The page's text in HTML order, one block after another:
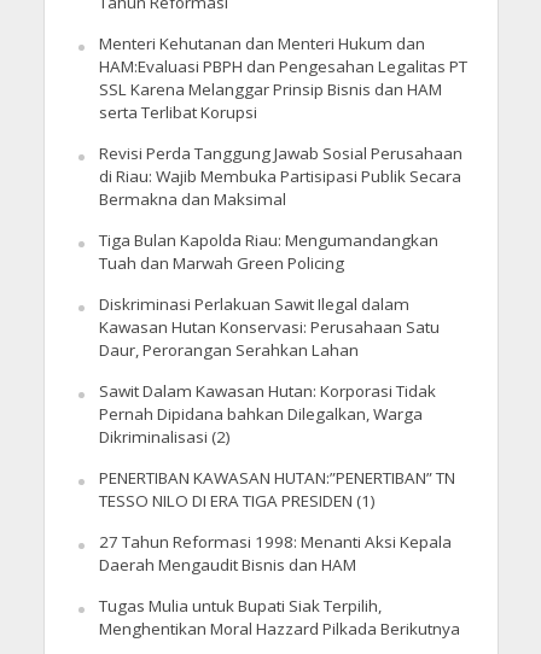
Menteri Kehutanan dan Menteri Hukum dan
HAM:Evaluasi PBPH dan Pengesahan Legalitas PT
SSL Karena Melanggar Prinsip Bisnis dan HAM
serta Terlibat Korupsi
Revisi Perda Tanggung Jawab Sosial Perusahaan
di Riau: Wajib Membuka Partisipasi Publik Secara
Bermakna dan Maksimal
Tiga Bulan Kapolda Riau: Mengumandangkan
Tuah dan Marwah Green Policing
Diskriminasi Perlakuan Sawit Ilegal dalam
Kawasan Hutan Konservasi: Perusahaan Satu
Daur, Perorangan Serahkan Lahan
Sawit Dalam Kawasan Hutan: Korporasi Tidak
Pernah Dipidana bahkan Dilegalkan, Warga
Dikriminalisasi (2)
PENERTIBAN KAWASAN HUTAN:”PENERTIBAN” TN
TESSO NILO DI ERA TIGA PRESIDEN (1)
27 Tahun Reformasi 1998: Menanti Aksi Kepala
Daerah Mengaudit Bisnis dan HAM
Tugas Mulia untuk Bupati Siak Terpilih,
Menghentikan Moral Hazzard Pilkada Berikutnya